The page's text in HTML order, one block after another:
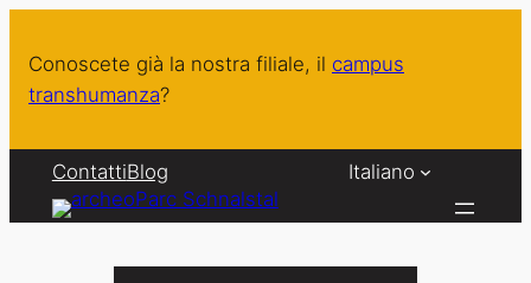
contenuto
Conoscete già la nostra filiale, il campus
transhumanza?
ContattiBlog Italiano